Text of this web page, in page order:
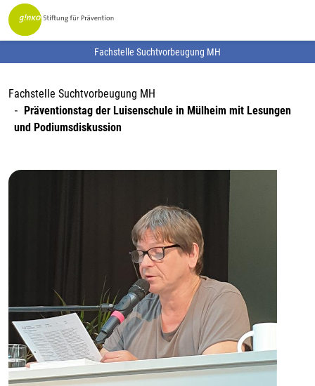
Fachstelle Suchtvorbeugung MH
Fachstelle Suchtvorbeugung MH
Präventionstag der Luisenschule in Mülheim mit Lesungen
und Podiumsdiskussion